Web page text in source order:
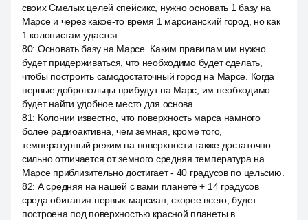
своих Смелых целей спейсикс, нужно основать 1 базу на
Марсе и через какое-то время 1 марсианский город, но как
1 колонистам удастся
80: Основать базу на Марсе. Каким правилам им нужно
будет придерживаться, что необходимо будет сделать,
чтобы построить самодостаточный город на Марсе. Когда
первые добровольцы прибудут на Марс, им необходимо
будет найти удобное место для основа.
81: Колонии известно, что поверхность марса намного
более радиоактивна, чем земная, кроме того,
температурный режим на поверхности также достаточно
сильно отличается от земного средняя температура на
Марсе приблизительно достигает - 40 градусов по цельсию.
82: А средняя на нашей с вами планете + 14 градусов
среда обитания первых марсиан, скорее всего, будет
построена под поверхностью красной планеты в